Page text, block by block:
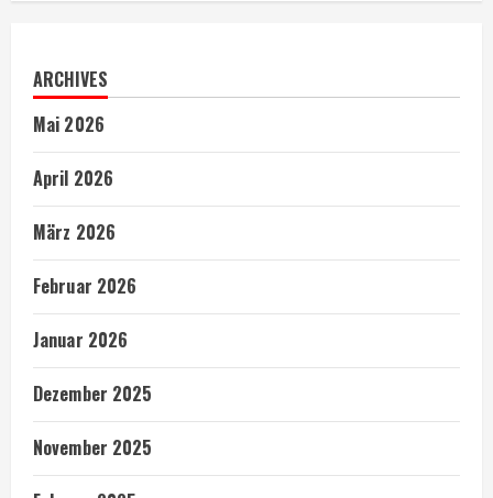
ARCHIVES
Mai 2026
April 2026
März 2026
Februar 2026
Januar 2026
Dezember 2025
November 2025